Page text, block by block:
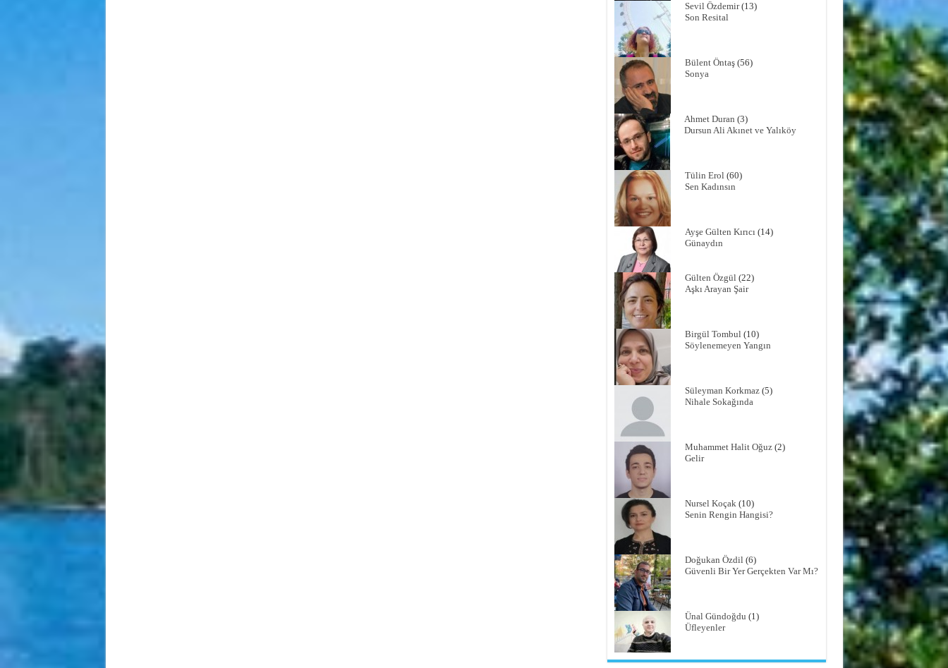
Sevil Özdemir(13)
Son Resital
Bülent Öntaş(56)
Sonya
Ahmet Duran (3)
Dursun Ali Akınet ve Yalıköy
Tülin Erol(60)
Sen Kadınsın
Ayşe Gülten Kırıcı(14)
Günaydın
Gülten Özgül(22)
Aşkı Arayan Şair
Birgül Tombul(10)
Söylenemeyen Yangın
Süleyman Korkmaz(5)
Nihale Sokağında
Muhammet Halit Oğuz(2)
Gelir
Nursel Koçak(10)
Senin Rengin Hangisi?
Doğukan Özdil(6)
Güvenli Bir Yer Gerçekten Var Mı?
Ünal Gündoğdu (1)
Üfleyenler